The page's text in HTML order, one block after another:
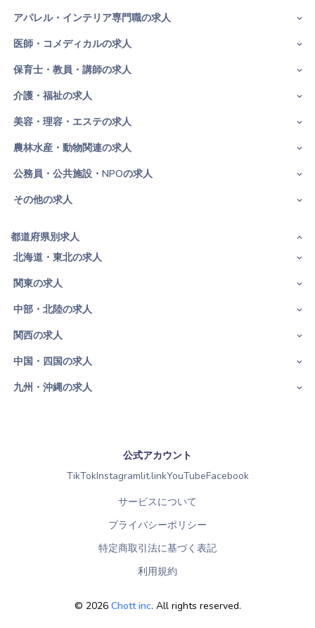
アパレル・インテリア専門職の求人
医師・コメディカルの求人
保育士・教員・講師の求人
介護・福祉の求人
美容・理容・エステの求人
農林水産・動物関連の求人
公務員・公共施設・NPOの求人
その他の求人
都道府県別求人
北海道・東北の求人
関東の求人
中部・北陸の求人
関西の求人
中国・四国の求人
九州・沖縄の求人
公式アカウント
TikTokInstagramlit.linkYouTubeFacebook
サービスについて
プライバシーポリシー
特定商取引法に基づく表記
利用規約
© 2026 Chott inc. All rights reserved.